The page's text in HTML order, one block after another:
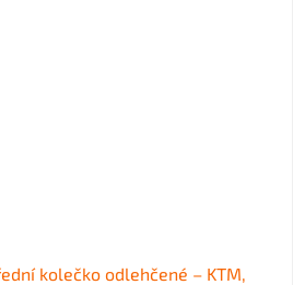
kolečko odlehčené – KTM,